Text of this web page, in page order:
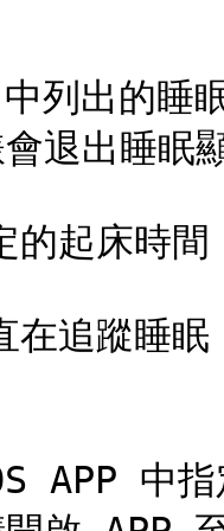
列出的睡
退出睡眠
起床時間
追蹤睡眠
APP 中